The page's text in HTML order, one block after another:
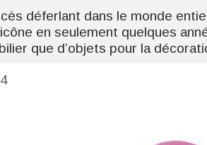
déferlant dans le monde
en seulement quelques
que d’objets pour la